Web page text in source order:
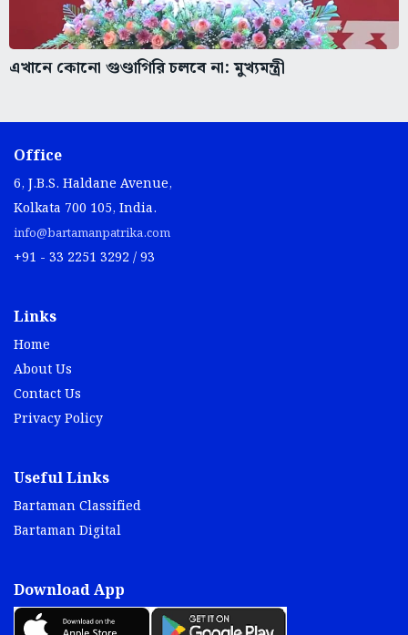
এখানে কোনো গুণ্ডাগিরি চলবে না: মুখ্যমন্ত্রী
Office
6, J.B.S. Haldane Avenue,
Kolkata 700 105, India.
info@bartamanpatrika.com
+91 - 33 2251 3292 / 93
Links
Home
About Us
Contact Us
Privacy Policy
Useful Links
Bartaman Classified
Bartaman Digital
Download App